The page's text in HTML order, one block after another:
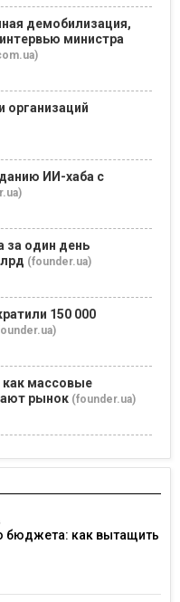
демобилизация,
министра
организаций
ИИ-хаба с
за один день
(founder.ua)
150 000
как массовые
рынок (founder.ua)
бюджета: как вытащить